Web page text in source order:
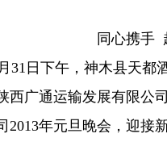
同心携手
31日下午，神木县天都
西广通运输发展有限公
2013年元旦晚会，迎接新